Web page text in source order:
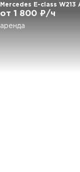
Mercedes E-class W213
аренда
от 1 800 ₽/ч